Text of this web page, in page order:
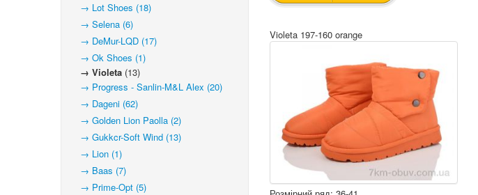
→ Lot Shoes (18)
→ Selena (6)
→ DeMur-LQD (17)
→ Ok Shoes (1)
→ Violeta (13)
→ Progress - Sanlin-M&L Alex (20)
→ Dageni (62)
→ Golden Lion Paolla (2)
→ Gukkcr-Soft Wind (13)
→ Lion (1)
→ Baas (7)
→ Prime-Opt (5)
Violeta 197-160 orange